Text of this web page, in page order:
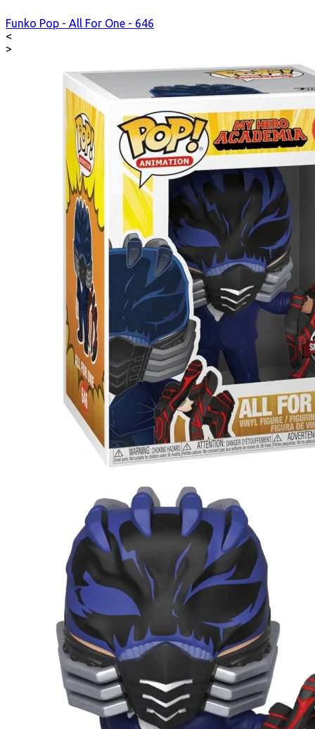
Funko Pop - All For One - 646
<
>